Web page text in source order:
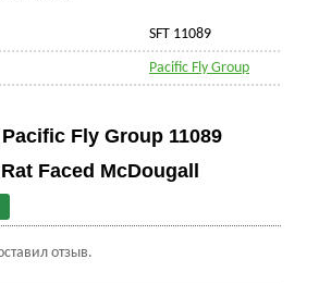
SFT 11089
Pacific Fly Group
Pacific Fly Group 11089
Faced McDougall
отзыв.